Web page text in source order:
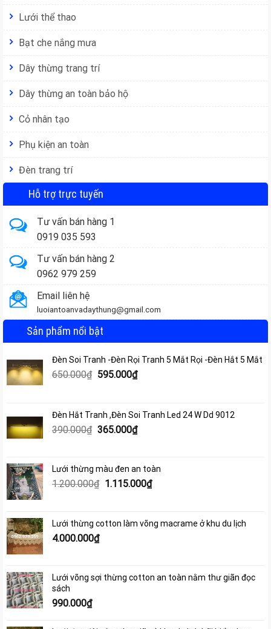
Lưới thể thao
Bạt che nắng mưa
Dây thừng trang trí
Dây thừng an toàn bảo hộ
Cỏ nhân tạo
Phụ kiện an toàn
Đèn trang trí
Hỗ trợ trực tuyến
Tư vấn bán hàng 1
0919 035 593
Tư vấn bán hàng 2
0962 979 259
Email liên hệ
luoiantoanvadaythung@gmail.com
Sản phẩm nổi bật
Đèn Soi Tranh -Đèn Rọi Tranh 5 Mắt Rọi -Đèn Hắt 5 Mắt
650.000₫ Giá
650.000₫.
595.000₫Giá
là:
595.000₫.
Đèn Hắt Tranh ,Đèn Soi Tranh Led 24 W Dd 9012
390.000₫ Giá
390.000₫.
365.000₫Giá
là:
365.000₫.
Lưới thừng màu đen an toàn
1.200.000₫ Giá
1.200.000₫.
1.115.000₫Giá
là:
Lưới thừng cotton làm võng macrame ở khu du lịch
4.000.000₫
Lưới võng sợi thừng cotton an toàn nằm thư giãn đọc
sách
990.000₫